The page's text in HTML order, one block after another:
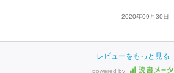
2020年09月30日
レビューをもっと見る
powered by